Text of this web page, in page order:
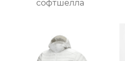
софтшелла